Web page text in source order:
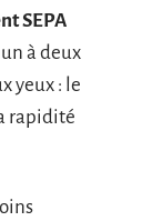
SEPA
à deux
yeux : le
rapidité